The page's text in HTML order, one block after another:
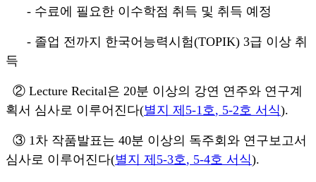
- 수료에 필요한 이수학점 취득 및 취득 예정
- 졸업 전까지 한국어능력시험(TOPIK) 3급 이상 취
득
② Lecture Recital은 20분 이상의 강연 연주와 연구계
획서 심사로 이루어진다(별지 제 5-1호, 5-2호 서식).
③ 1차 작품발표는 40분 이상의 독주회와 연구보고서
심사로 이루어진다(별지 제 5-3호, 5-4호 서식).